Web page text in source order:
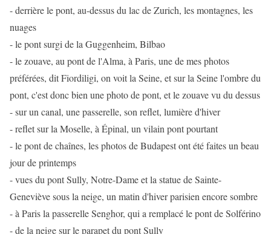
- derrière le pont, au-dessus du lac de Zurich, les montagnes, les
nuages
- le pont surgi de la Guggenheim, Bilbao
- le zouave, au pont de l'Alma, à Paris, une de mes photos
préférées, dit Fiordiligi, on voit la Seine, et sur la Seine l'ombre du
pont, c'est donc bien une photo de pont, et le zouave vu du dessus
- sur un canal, une passerelle, son reflet, lumière d'hiver
- reflet sur la Moselle, à Épinal, un vilain pont pourtant
- le pont de chaînes, les photos de Budapest ont été faites un beau
jour de printemps
- vues du pont Sully, Notre-Dame et la statue de Sainte-
Geneviève sous la neige, un matin d'hiver parisien encore sombre
- à Paris la passerelle Senghor, qui a remplacé le pont de Solférino
- de la neige sur le parapet du pont Sully